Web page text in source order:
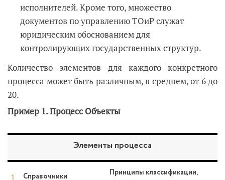
исполнителей. Кроме того, множество
документов по управлению ТОиР служат
юридическим обоснованием для
контролирующих государственных структур.
Количество элементов для каждого конкретного
процесса может быть различным, в среднем, от 6 до
20.
Пример 1. Процесс Объекты
Элементы процесса
Справочники
Принципы классификации,